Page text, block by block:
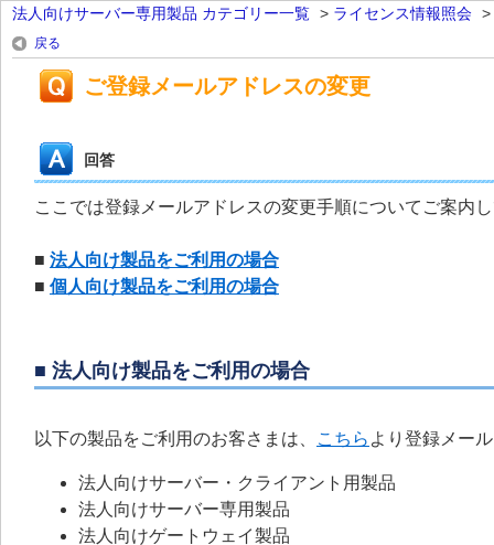
法人向けサーバー専用製品 カテゴリー一覧 > ライセンス情報照会 >
戻る
ご登録メールアドレスの変更
回答
ここでは登録メールアドレスの変更手順についてご案内
■ 法人向け製品をご利用の場合
■ 個人向け製品をご利用の場合
■ 法人向け製品をご利用の場合
以下の製品をご利用のお客さまは、 こちら より登録メー
法人向けサーバー・クライアント用製品
法人向けサーバー専用製品
法人向けゲートウェイ製品